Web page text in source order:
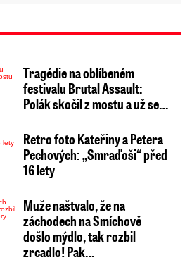
Tragédie na oblíbeném
festivalu Brutal Assault:
Polák skočil z mostu a už se…
Retro foto Kateřiny a Petera
Pechových: „Smraďoši“ před
16 lety
Muže naštvalo, že na
záchodech na Smíchově
došlo mýdlo, tak rozbil
zrcadlo! Pak…